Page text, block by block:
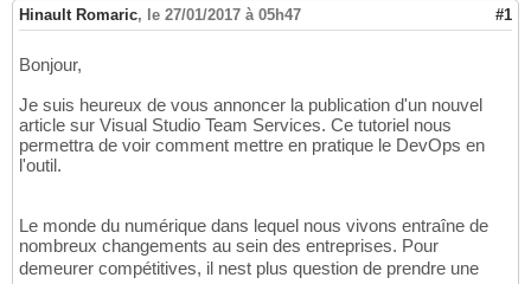
Hinault Romaric, le 27/01/2017 à 05h47 #1
Bonjour,
Je suis heureux de vous annoncer la publication d'un nouvel
article sur Visual Studio Team Services. Ce tutoriel nous
permettra de voir comment mettre en pratique le DevOps en
l'outil.
Le monde du numérique dans lequel nous vivons entraîne de
nombreux changements au sein des entreprises. Pour
demeurer compétitives, il nest plus question de prendre une